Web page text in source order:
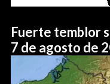
Fuerte temblor
7 de agosto de